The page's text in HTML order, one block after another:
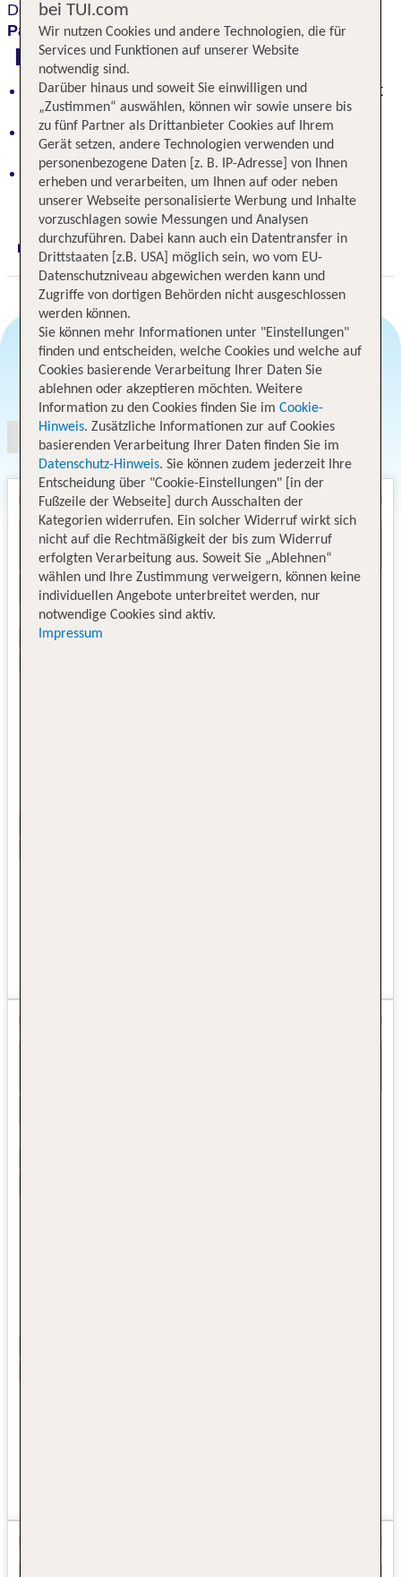
Denkmalschutz und sind
Parklandschaft eingebettet.
Highlights
Historische Villen im Familienbesitz, stilvoll saniert
und denkmalgeschützt
Traumhaftes Parkgrundstück, 10.000 m², mitten in
Sellin
Verwunschene Oase mit altem Baumbestand, nur
200 m zum Strand
Digitaler und telefonischer 24/7 TUI Service
Angebotsauswahl
bei TUI.com
Wir nutzen Cookies und andere Technologien, die für
Services und Funktionen auf unserer Website
notwendig sind.
Darüber hinaus und soweit Sie einwilligen und
„Zustimmen“ auswählen, können wir sowie unsere bis
zu fünf Partner als Drittanbieter Cookies auf Ihrem
Gerät setzen, andere Technologien verwenden und
personenbezogene Daten [z. B. IP-Adresse] von Ihnen
erheben und verarbeiten, um Ihnen auf oder neben
unserer Webseite personalisierte Werbung und Inhalte
vorzuschlagen sowie Messungen und Analysen
durchzuführen. Dabei kann auch ein Datentransfer in
Drittstaaten [z.B. USA] möglich sein, wo vom EU-
Datenschutzniveau abgewichen werden kann und
Zugriffe von dortigen Behörden nicht ausgeschlossen
werden können.
Sie können mehr Informationen unter "Einstellungen"
finden und entscheiden, welche Cookies und welche auf
Cookies basierende Verarbeitung Ihrer Daten Sie
ablehnen oder akzeptieren möchten. Weitere
Information zu den Cookies finden Sie im Cookie-
Hinweis. Zusätzliche Informationen zur auf Cookies
basierenden Verarbeitung Ihrer Daten finden Sie im
Datenschutz-Hinweis. Sie können zudem jederzeit Ihre
Entscheidung über "Cookie-Einstellungen" [in der
Fußzeile der Webseite] durch Ausschalten der
Kategorien widerrufen. Ein solcher Widerruf wirkt sich
nicht auf die Rechtmäßigkeit der bis zum Widerruf
erfolgten Verarbeitung aus. Soweit Sie „Ablehnen“
wählen und Ihre Zustimmung verweigern, können keine
individuellen Angebote unterbreitet werden, nur
notwendige Cookies sind aktiv.
Impressum